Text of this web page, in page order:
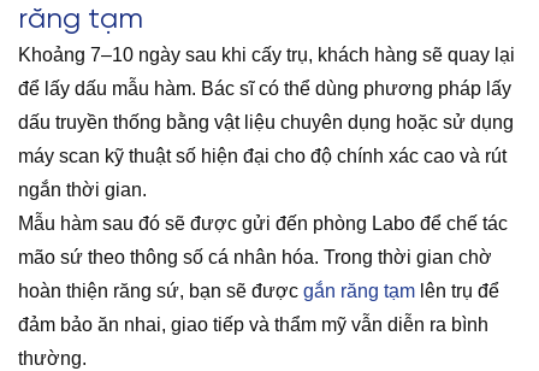
răng tạm
Khoảng 7–10 ngày sau khi cấy trụ, khách hàng sẽ quay lại
để lấy dấu mẫu hàm. Bác sĩ có thể dùng phương pháp lấy
dấu truyền thống bằng vật liệu chuyên dụng hoặc sử dụng
máy scan kỹ thuật số hiện đại cho độ chính xác cao và rút
ngắn thời gian.
Mẫu hàm sau đó sẽ được gửi đến phòng Labo để chế tác
mão sứ theo thông số cá nhân hóa. Trong thời gian chờ
hoàn thiện răng sứ, bạn sẽ được gắn răng tạm lên trụ để
đảm bảo ăn nhai, giao tiếp và thẩm mỹ vẫn diễn ra bình
thường.